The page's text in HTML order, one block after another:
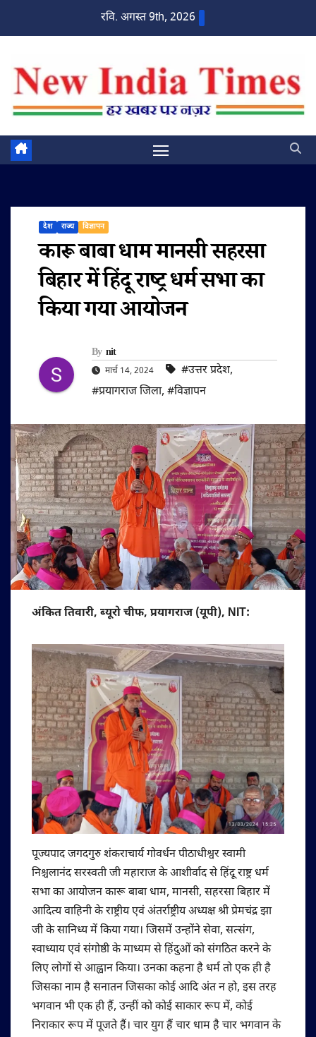
रवि. अगस्त 9th, 2026
देश राज्य विज्ञापन
कारू बाबा धाम मानसी सहरसा
बिहार में हिंदू राष्ट्र धर्म सभा का
किया गया आयोजन
By nit
मार्च 14, 2024 #उत्तर प्रदेश,
#प्रयागराज जिला, #विज्ञापन
अंकित तिवारी, ब्यूरो चीफ, प्रयागराज (यूपी), NIT:
पूज्यपाद जगदगुरु शंकराचार्य गोवर्धन पीठाधीश्वर स्वामी
निश्चलानंद सरस्वती जी महाराज के आशीर्वाद से हिंदू राष्ट्र धर्म
सभा का आयोजन कारू बाबा धाम, मानसी, सहरसा बिहार में
आदित्य वाहिनी के राष्ट्रीय एवं अंतर्राष्ट्रीय अध्यक्ष श्री प्रेमचंद्र झा
जी के सानिध्य में किया गया। जिसमें उन्होंने सेवा, सत्संग,
स्वाध्याय एवं संगोष्ठी के माध्यम से हिंदुओं को संगठित करने के
लिए लोगों से आह्वान किया। उनका कहना है धर्म तो एक ही है
जिसका नाम है सनातन जिसका कोई आदि अंत न हो, इस तरह
भगवान भी एक ही हैं, उन्हीं को कोई साकार रूप में, कोई
निराकार रूप में पूजते हैं। चार युग हैं चार धाम है चार भगवान के